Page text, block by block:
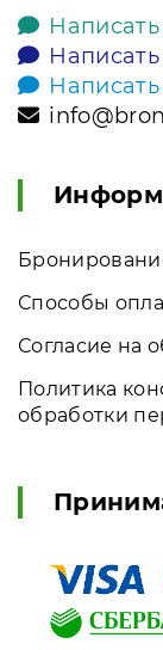
Написать
Способы
Согласие на
Политика
обработки